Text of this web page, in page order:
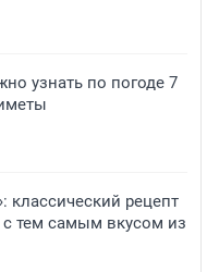
узнать по погоде 7
классический рецепт
тем самым вкусом из